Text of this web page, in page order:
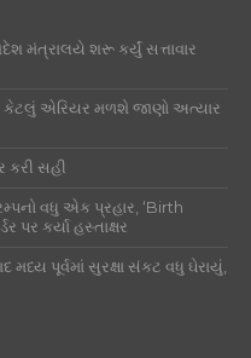
મંત્રાલયે શરૂ કર્યું સત્તાવાર
કેટલું એરિયર મળશે જાણો અત્યાર
કરી સહી
વધુ એક પ્રહાર, ‘Birth
પર કર્યા હસ્તાક્ષર
પૂર્વમાં સુરક્ષા સંકટ વધુ ઘેરાયું,